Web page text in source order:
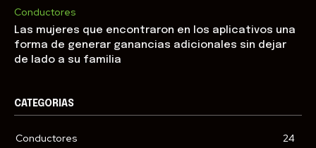
Conductores
Las mujeres que encontraron en los aplicativos una
forma de generar ganancias adicionales sin dejar
de lado a su familia
CATEGORIAS
Conductores 24